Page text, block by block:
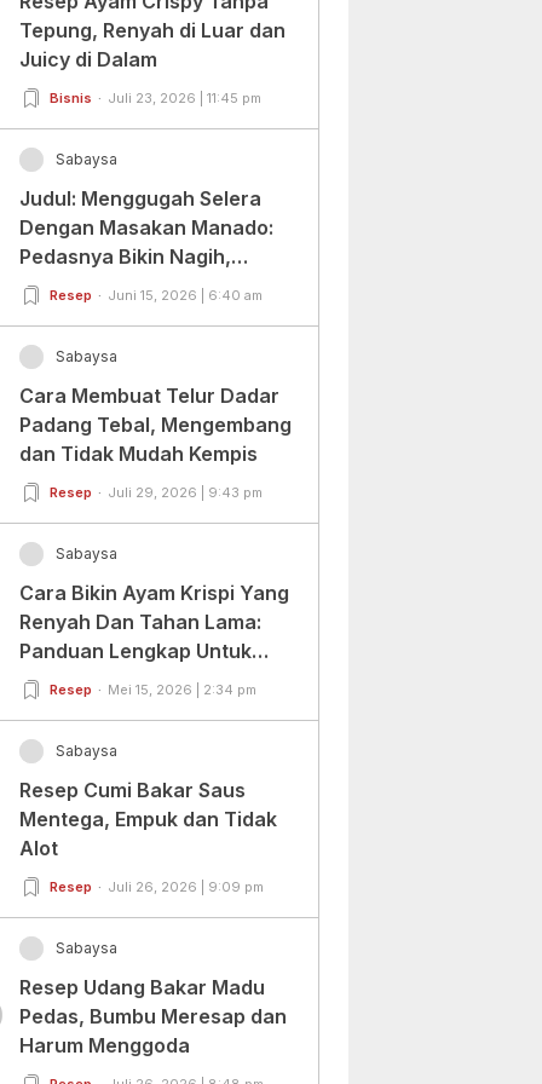
Tepung, Renyah di Luar dan
Juicy di Dalam
Bisnis Juli 23, 2026 | 11:45 pm
Sabaysa
Judul: Menggugah Selera
Dengan Masakan Manado:
Pedasnya Bikin Nagih,
Ragamnya Bikin Ketagihan!
Resep Juni 15, 2026 | 6:40 am
Sabaysa
Cara Membuat Telur Dadar
Padang Tebal, Mengembang
dan Tidak Mudah Kempis
Resep Juli 29, 2026 | 9:43 pm
Sabaysa
Cara Bikin Ayam Krispi Yang
Renyah Dan Tahan Lama:
Panduan Lengkap Untuk
Pemula Dan Profesional
Resep Mei 15, 2026 | 2:34 pm
Sabaysa
Resep Cumi Bakar Saus
Mentega, Empuk dan Tidak
Alot
Resep Juli 26, 2026 | 9:09 pm
Sabaysa
Resep Udang Bakar Madu
Pedas, Bumbu Meresap dan
Harum Menggoda